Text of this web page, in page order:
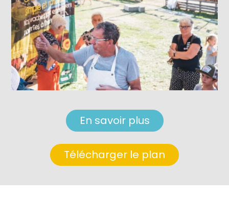
Télécharger le plan
En savoir plus